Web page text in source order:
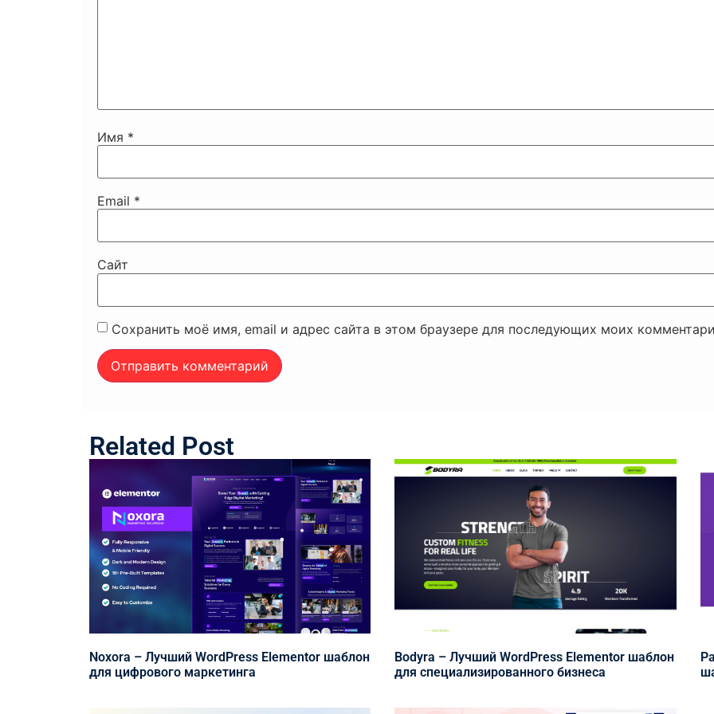
Имя *
Email *
Сайт
Сохранить моё имя, email и адрес сайта в этом браузере для последующих моих
Related Post
Noxora – Лучший WordPress Elementor шаблон
для цифрового маркетинга
Bodyra – Лучший WordPress Elementor шаблон
для специализированного бизнеса